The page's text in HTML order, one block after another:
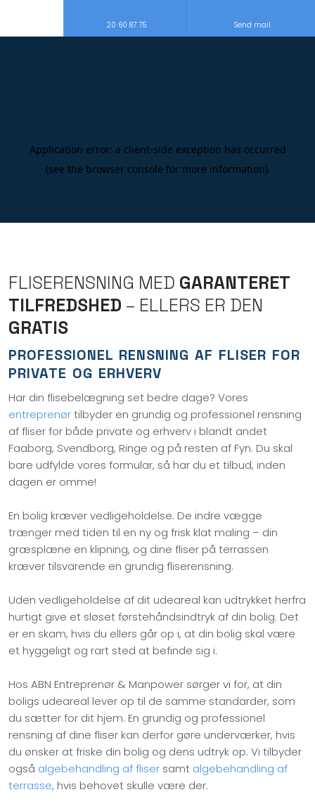
20 60 87 75 Send mail
FLISERENSNING MED GARANTERET
TILFREDSHED – ELLERS ER DEN
GRATIS
PROFESSIONEL RENSNING AF FLISER FOR
PRIVATE OG ERHVERV
Har din flisebelægning set bedre dage? Vores
entreprenørtilbyder en grundig og professionel rensning
af fliser for både private og erhverv i blandt andet
Faaborg, Svendborg, Ringe og på resten af Fyn. Du skal
bare udfylde vores formular, så har du et tilbud, inden
dagen er omme!
En bolig kræver vedligeholdelse. De indre vægge
trænger med tiden til en ny og frisk klat maling – din
græsplæne en klipning, og dine fliser på terrassen
kræver tilsvarende en grundig fliserensning.
Uden vedligeholdelse af dit udeareal kan udtrykket herfra
hurtigt give et sløset førstehåndsindtryk af din bolig. Det
er en skam, hvis du ellers går op i, at din bolig skal være
et hyggeligt og rart sted at befinde sig i.
Hos ABN Entreprenør & Manpower sørger vi for, at din
boligs udeareal lever op til de samme standarder, som
du sætter for dit hjem. En grundig og professionel
rensning af dine fliser kan derfor gøre underværker, hvis
du ønsker at friske din bolig og dens udtryk op. Vi tilbyder
også algebehandling af flisersamt algebehandling af
terrasse, hvis behovet skulle være der.